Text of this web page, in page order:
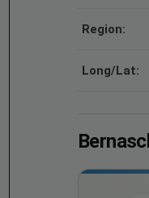
Region:
Long/Lat: